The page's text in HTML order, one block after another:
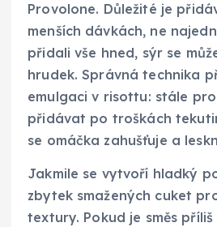
Provolone. Důležité je
menších dávkách, ne
přidali vše hned, sýr se
hrudek. Správná technika
emulgaci v risottu: stále
přidávat po troškách
se omáčka zahušťuje a
Jakmile se vytvoří hladký
zbytek smažených cuket
textury. Pokud je směs